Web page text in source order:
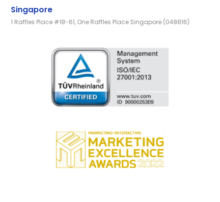
Singapore
1 Raffles Place #18-61, One Raffles Place Singapore (048816)